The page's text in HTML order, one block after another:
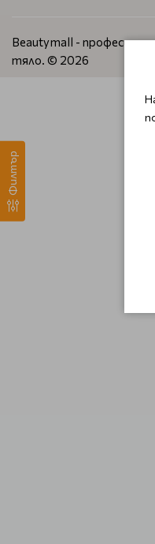
Филтър
Beautymall -
тяло. © 2026